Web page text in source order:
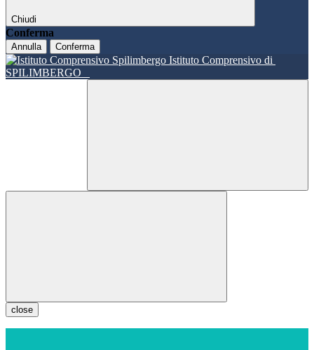
Chiudi
Conferma
Annulla Conferma
Istituto Comprensivo di
SPILIMBERGO
close